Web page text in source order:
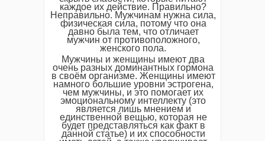
каждое их действие. Правильно?
Неправильно. Мужчинам нужна сила,
физическая сила, потому что она
давно была тем, что отличает
мужчин от противоположного,
женского пола.
Мужчины и женщины имеют два
очень разных доминантных гормона
в своём организме. Женщины имеют
намного большие уровни эстрогена,
чем мужчины, и это помогает их
эмоциональному интеллекту (это
является лишь мнением и
единственной вещью, которая не
будет представляться как факт в
данной статье) и их способности